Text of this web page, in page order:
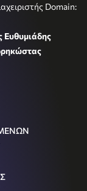
Domain:
Ευθυμιάδης